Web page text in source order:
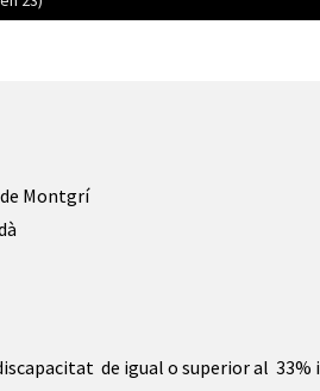
Montgrí
de igual o superior al 33% i